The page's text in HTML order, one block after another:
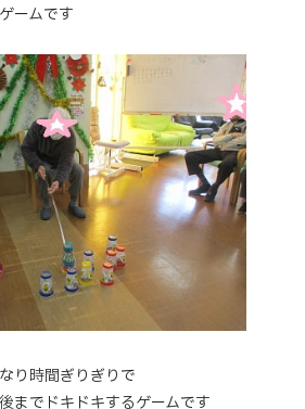
ームです
り時間ぎりぎりで
までドキドキするゲームです